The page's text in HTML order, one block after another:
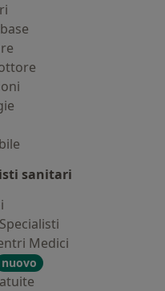
sanitari
Medici
nuovo